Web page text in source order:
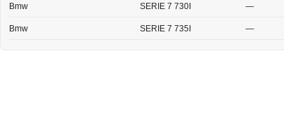
Bmw SERIE 7 730I —
Bmw SERIE 7 735I —